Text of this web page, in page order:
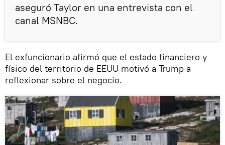
aseguró Taylor en una entrevista con el
canal MSNBC.
El exfuncionario afirmó que el estado financiero y
físico del territorio de EEUU motivó a Trump a
reflexionar sobre el negocio.